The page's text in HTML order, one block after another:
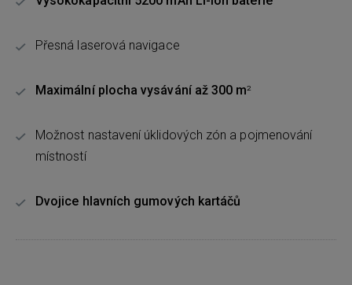
Přesná laserová navigace
Maximální plocha vysávání až 300 m²
Možnost nastavení úklidových zón a pojmenování
místností
Dvojice hlavních gumových kartáčů